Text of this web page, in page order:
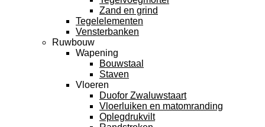
Zand en grind
Tegelelementen
Vensterbanken
Ruwbouw
Wapening
Bouwstaal
Staven
Vloeren
Duofor Zwaluwstaart
Vloerluiken en matomranding
Oplegdrukvilt